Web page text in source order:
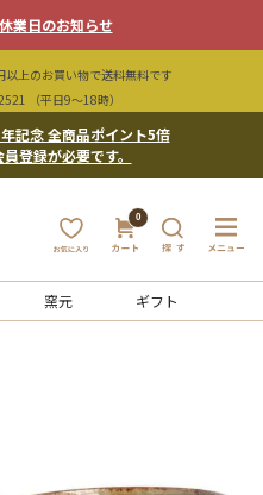
業日のお知らせ
上のお買い物で送料無料です
（平日9〜18時）
記念 全商品ポイント5倍
登録が必要です。
0
窯元 ギフト